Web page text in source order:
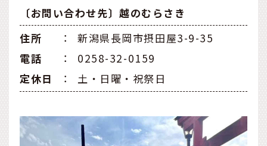
〔お問い合わせ先〕越のむらさき
住所
：
新潟県長岡市摂田屋3-9-35
電話
：
0258-32-0159
定休日
： 土・日曜・祝祭日